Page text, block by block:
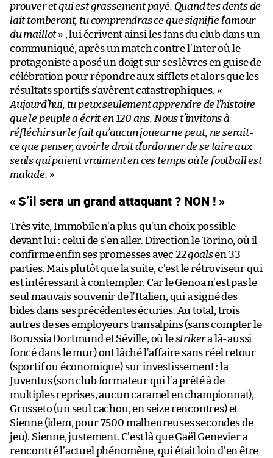
prouver et qui est grassement payé. Quand tes dents de
lait tomberont, tu comprendras ce que signifie l’amour
du maillot» , lui écrivent ainsi les fans du club dans un
communiqué, après un match contre l’Inter où le
protagoniste a posé un doigt sur ses lèvres en guise de
célébration pour répondre aux sifflets et alors que les
résultats sportifs s’avèrent catastrophiques. «
Aujourd’hui, tu peux seulement apprendre de l’histoire
que le peuple a écrit en 120 ans. Nous t’invitons à
réfléchir sur le fait qu’aucun joueur ne peut, ne serait-
ce que penser, avoir le droit d’ordonner de se taire aux
seuls qui paient vraiment en ces temps où le football est
malade. »
« S’il sera un grand attaquant ? NON ! »
Très vite, Immobile n’a plus qu’un choix possible
devant lui : celui de s’en aller. Direction le Torino, où il
confirme enfin ses promesses avec 22goalsen 33
parties. Mais plutôt que la suite, c’est le rétroviseur qui
est intéressant à contempler. Car le Genoa n’est pas le
seul mauvais souvenir de l’Italien, qui a signé des
bides dans ses précédentes écuries. Au total, trois
autres de ses employeurs transalpins (sans compter le
Borussia Dortmund et Séville, où lestrikera là-aussi
foncé dans le mur) ont lâché l’affaire sans réel retour
(sportif ou économique) sur investissement : la
Juventus (son club formateur qui l’a prêté à de
multiples reprises, aucun caramel en championnat),
Grosseto (un seul cachou, en seize rencontres) et
Sienne (idem, pour 7500 malheureuses secondes de
jeu). Sienne, justement. C’est là que Gaël Genevier a
rencontré l’actuel phénomène, qui était loin d’en être